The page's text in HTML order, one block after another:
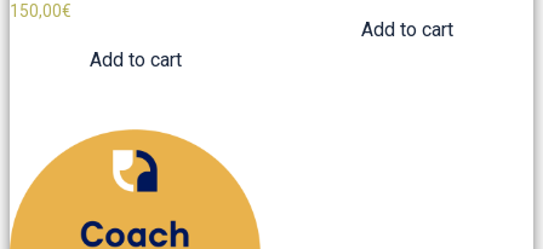
150,00€
Add to cart
Add to cart